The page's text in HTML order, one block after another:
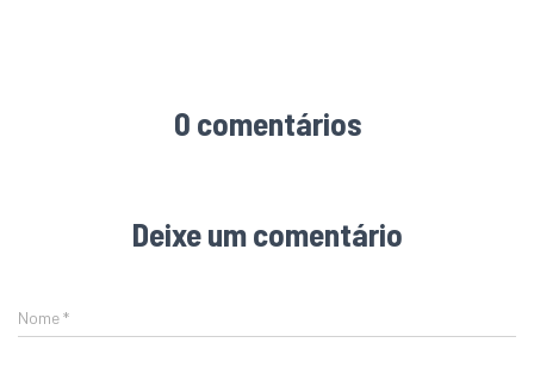
0 comentários
Deixe um comentário
Nome*